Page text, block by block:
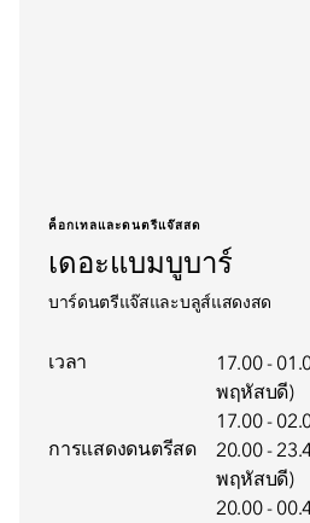
ค็อกเทลและดนตรีแจ๊สสด
เดอะแบมบูบาร์
บาร์ดนตรีแจ๊สและบลูส์แสดงสด
เวลา
17.00 -
พฤหัสบดี)
17.00 -
การแสดงดนตรีสด
20.00 -
พฤหัสบดี)
20.00 -